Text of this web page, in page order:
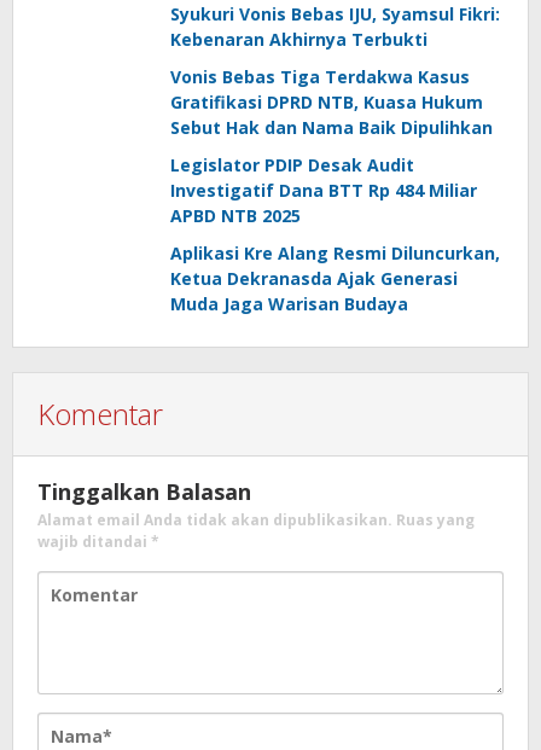
Syukuri Vonis Bebas IJU, Syamsul Fikri:
Kebenaran Akhirnya Terbukti
Vonis Bebas Tiga Terdakwa Kasus
Gratifikasi DPRD NTB, Kuasa Hukum
Sebut Hak dan Nama Baik Dipulihkan
Legislator PDIP Desak Audit
Investigatif Dana BTT Rp 484 Miliar
APBD NTB 2025
Aplikasi Kre Alang Resmi Diluncurkan,
Ketua Dekranasda Ajak Generasi
Muda Jaga Warisan Budaya
Komentar
Tinggalkan Balasan
Alamat email Anda tidak akan dipublikasikan. Ruas yang
wajib ditandai *